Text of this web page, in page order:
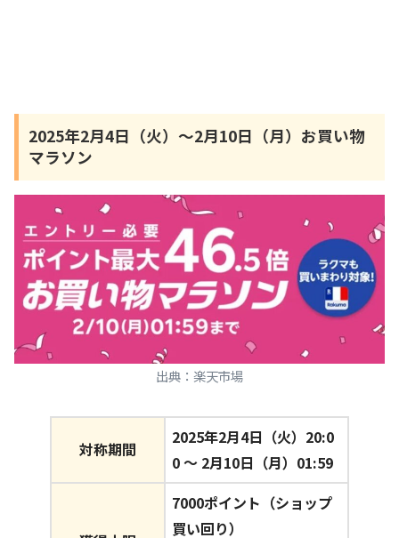
2025年2月4日（火）～2月10日（月）お買い物
マラソン
出典：楽天市場
対称期間
2025年2月4日（火）20:0
0 〜 2月10日（月）01:59
7000ポイント（ショップ
買い回り）